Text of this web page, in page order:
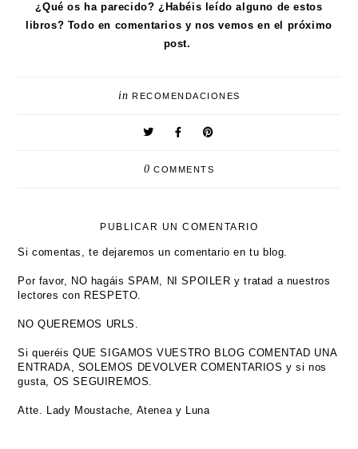
¿Qué os ha parecido? ¿Habéis leído alguno de estos
libros? Todo en comentarios y nos vemos en el próximo
post.
in RECOMENDACIONES
0 COMMENTS
PUBLICAR UN COMENTARIO
Si comentas, te dejaremos un comentario en tu blog.
Por favor, NO hagáis SPAM, NI SPOILER y tratad a nuestros
lectores con RESPETO.
NO QUEREMOS URLS.
Si queréis QUE SIGAMOS VUESTRO BLOG COMENTAD UNA
ENTRADA, SOLEMOS DEVOLVER COMENTARIOS y si nos
gusta, OS SEGUIREMOS.
Atte. Lady Moustache, Atenea y Luna